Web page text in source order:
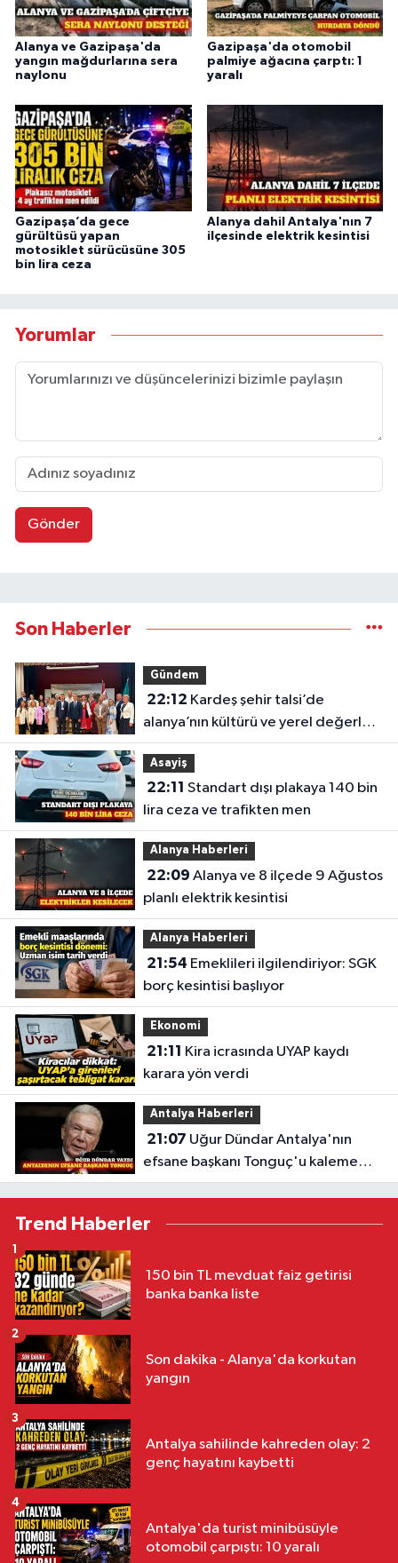
Alanya ve Gazipaşa'da
yangın mağdurlarına sera
naylonu
Gazipaşa'da otomobil
palmiye ağacına çarptı: 1
yaralı
Gazipaşa’da gece
gürültüsü yapan
motosiklet sürücüsüne 305
bin lira ceza
Alanya dahil Antalya'nın 7
ilçesinde elektrik kesintisi
Yorumlar
Gönder
Son Haberler
Gündem
22:12
alanya’nın kültürü ve yerel değerleri
tanıtıldı
Asayiş
22:11
lira ceza ve trafikten men
Alanya Haberleri
22:09
planlı elektrik kesintisi
Alanya Haberleri
21:54
borç kesintisi başlıyor
Ekonomi
21:11
karara yön verdi
Antalya Haberleri
21:07
efsane başkanı Tonguç'u kaleme
aldı
Trend Haberler
150 bin TL mevduat faiz getirisi
banka banka liste
1
Son dakika - Alanya'da korkutan
yangın
2
Antalya sahilinde kahreden olay: 2
genç hayatını kaybetti
3
Antalya'da turist minibüsüyle
otomobil çarpıştı: 10 yaralı
4